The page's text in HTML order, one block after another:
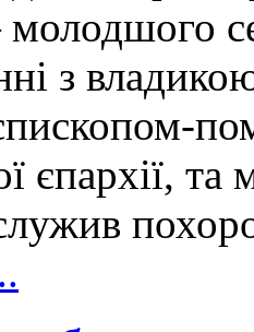
з
єпархії, та